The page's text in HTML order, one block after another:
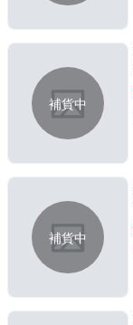
補貨中
補貨中